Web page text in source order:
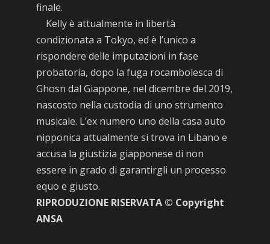
finale.
Kelly è attualmente in libertà
condizionata a Tokyo, ed è l’unico a
rispondere delle imputazioni in fase
probatoria, dopo la fuga rocambolesca di
Ghosn dal Giappone, nel dicembre del 2019,
nascosto nella custodia di uno strumento
musicale. L’ex numero uno della casa auto
nipponica attualmente si trova in Libano e
accusa la giustizia giapponese di non
essere in grado di garantirgli un processo
equo e giusto.
RIPRODUZIONE RISERVATA © Copyright
ANSA